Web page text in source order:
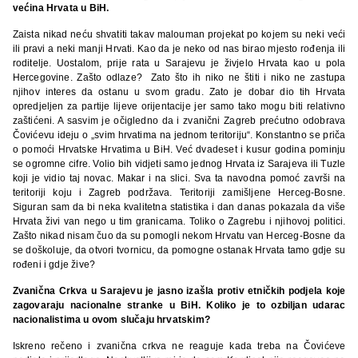
većina Hrvata u BiH.
Zaista nikad neću shvatiti takav malouman projekat po kojem su neki veći
ili pravi a neki manji Hrvati. Kao da je neko od nas birao mjesto rođenja ili
roditelje. Uostalom, prije rata u Sarajevu je živjelo Hrvata kao u pola
Hercegovine. Zašto odlaze? Zato što ih niko ne štiti i niko ne zastupa
njihov interes da ostanu u svom gradu. Zato je dobar dio tih Hrvata
opredjeljen za partije lijeve orijentacije jer samo tako mogu biti relativno
zaštićeni. A sasvim je očigledno da i zvanični Zagreb prećutno odobrava
Čovićevu ideju o „svim hrvatima na jednom teritoriju“. Konstantno se priča
o pomoći Hrvatske Hrvatima u BiH. Već dvadeset i kusur godina pominju
se ogromne cifre. Volio bih vidjeti samo jednog Hrvata iz Sarajeva ili Tuzle
koji je vidio taj novac. Makar i na slici. Sva ta navodna pomoć završi na
teritoriji koju i Zagreb podržava. Teritoriji zamišljene Herceg-Bosne.
Siguran sam da bi neka kvalitetna statistika i dan danas pokazala da više
Hrvata živi van nego u tim granicama. Toliko o Zagrebu i njihovoj politici.
Zašto nikad nisam čuo da su pomogli nekom Hrvatu van Herceg-Bosne da
se doškoluje, da otvori tvornicu, da pomogne ostanak Hrvata tamo gdje su
rođeni i gdje žive?
Zvanična Crkva u Sarajevu je jasno izašla protiv etničkih podjela koje
zagovaraju nacionalne stranke u BiH. Koliko je to ozbiljan udarac
nacionalistima u ovom slučaju hrvatskim?
Iskreno rečeno i zvanična crkva ne reaguje kada treba na Čovićeve